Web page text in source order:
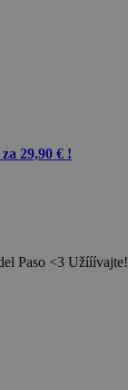
29,90 € !
Paso <3 Užííívajte!